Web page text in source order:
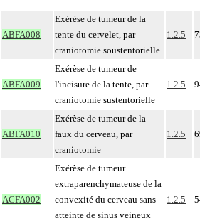
ABFA008
Exérèse de tumeur de la
tente du cervelet, par
craniotomie soustentorielle
1.2.5
ABFA009
Exérèse de tumeur de
l'incisure de la tente, par
craniotomie sustentorielle
1.2.5
ABFA010
Exérèse de tumeur de la
faux du cerveau, par
craniotomie
1.2.5
ACFA002
Exérèse de tumeur
extraparenchymateuse de la
convexité du cerveau sans
atteinte de sinus veineux
1.2.5